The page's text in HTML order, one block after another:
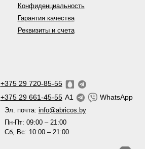
Конфиденциальность
Гарантия качества
Реквизиты и счета
+375 29 720-85-55
+375 29 661-45-55 A1 WhatsApp
Эл. почта: info@abricos.by
Пн-Пт: 09:00 – 21:00
Сб, Вс: 10:00 – 21:00